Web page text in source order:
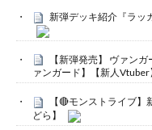
新弾デッキ紹介『ラッ
【新弾発売】 ヴァン
ァンガード】【新人Vtuber
【🔴モンストライブ
どら】